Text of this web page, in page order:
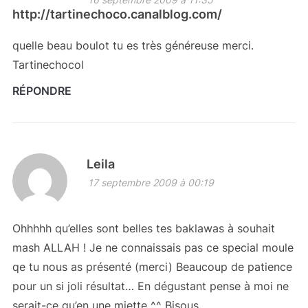
http://tartinechoco.canalblog.com/
quelle beau boulot tu es très généreuse merci.
Tartinechocol
RÉPONDRE
Leila
17 septembre 2009 à 00:19
Ohhhhh qu’elles sont belles tes baklawas à souhait
mash ALLAH ! Je ne connaissais pas ce special moule
qe tu nous as présenté (merci) Beaucoup de patience
pour un si joli résultat… En dégustant pense à moi ne
serait-ce qu’en une miette ^^ Bisous